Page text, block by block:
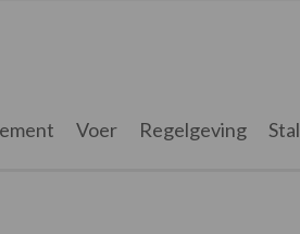
Voer Regelgeving Stal